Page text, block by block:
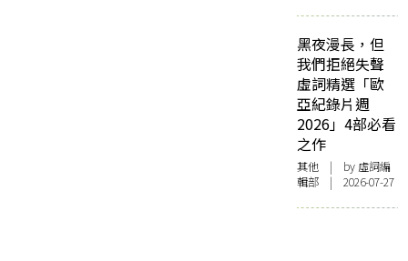
黑夜漫長，但
我們拒絕失聲
虛詞精選「歐
亞紀錄片週
2026」4部必看
之作
其他 | by 虛詞編
輯部 | 2026-07-27